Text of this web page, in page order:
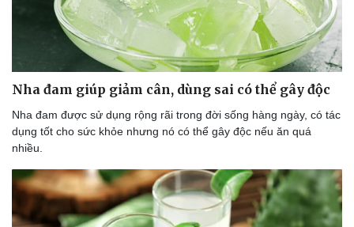
Nha đam giúp giảm cân, dùng sai có thể gây độc
Nha đam được sử dụng rộng rãi trong đời sống hàng ngày, có tác
dụng tốt cho sức khỏe nhưng nó có thể gây độc nếu ăn quá
nhiều.